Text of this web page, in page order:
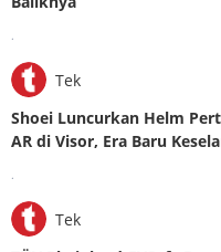
.
Tek
Shoei Luncurkan Helm
AR di Visor, Era Baru
.
Tek